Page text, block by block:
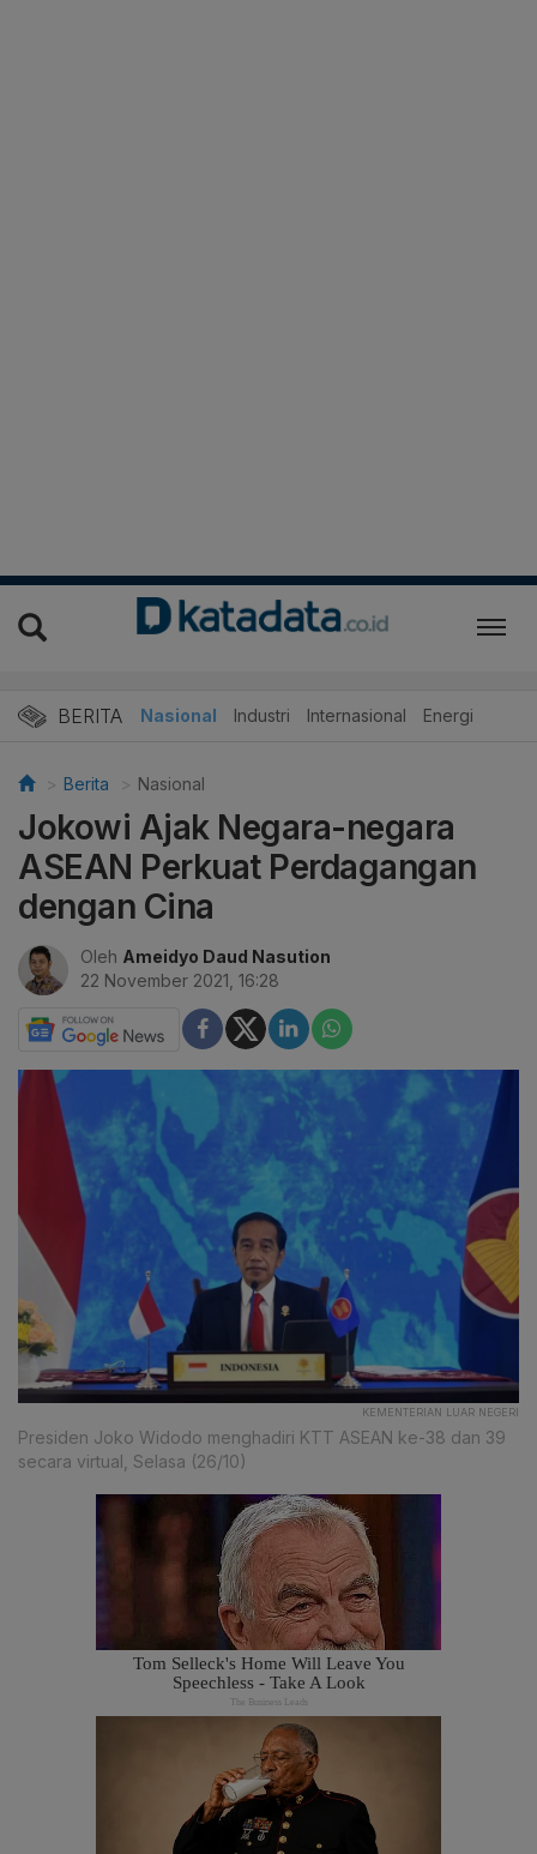
BERITA Nasional Industri Internasional Energi
Berita Nasional
Jokowi Ajak Negara-negara
ASEAN Perkuat Perdagangan
dengan Cina
Oleh Ameidyo Daud Nasution
22 November 2021, 16:28
KEMENTERIAN LUAR NEGERI
Presiden Joko Widodo menghadiri KTT ASEAN ke-38 dan 39
secara virtual, Selasa (26/10)